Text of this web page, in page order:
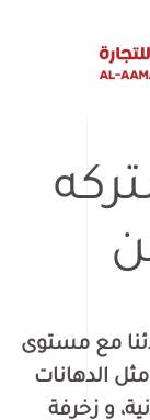
مع مستوى
الدهانات
و زخرفة